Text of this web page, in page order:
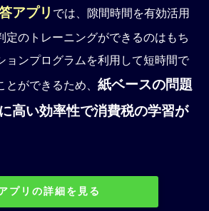
アプリ では、隙間時間を有効活用
定のトレーニングができるのはもち
ョンプログラムを利用して短時間で
ができるため、 紙ベースの問題
高い効率性で消費税の学習が
プリの詳細を見る